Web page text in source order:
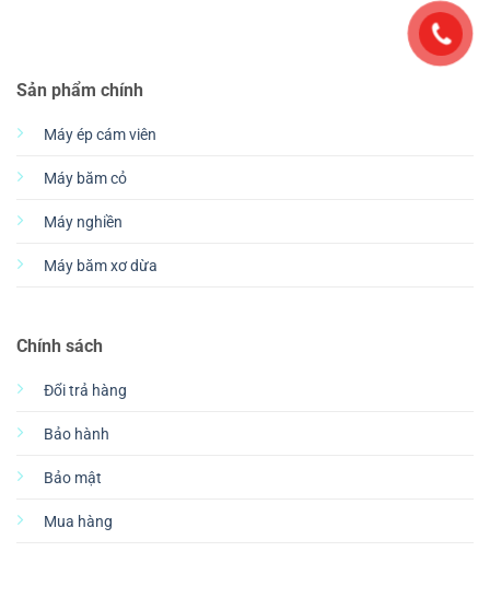
Sản phẩm chính
Máy ép cám viên
Máy băm cỏ
Máy nghiền
Máy băm xơ dừa
Chính sách
Đổi trả hàng
Bảo hành
Bảo mật
Mua hàng